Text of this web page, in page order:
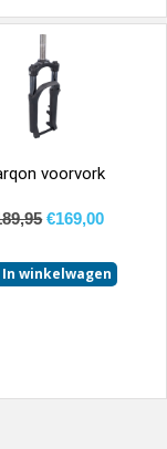
voorvork
€169,00
In winkelwagen